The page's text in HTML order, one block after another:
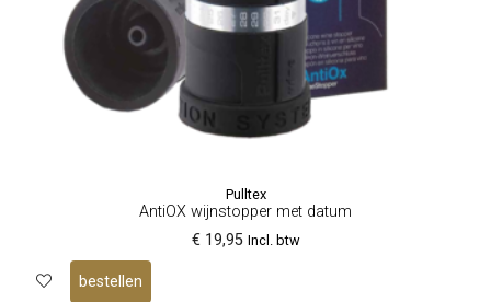
Pulltex
AntiOX wijnstopper met datum
€ 19,95 Incl. btw
bestellen